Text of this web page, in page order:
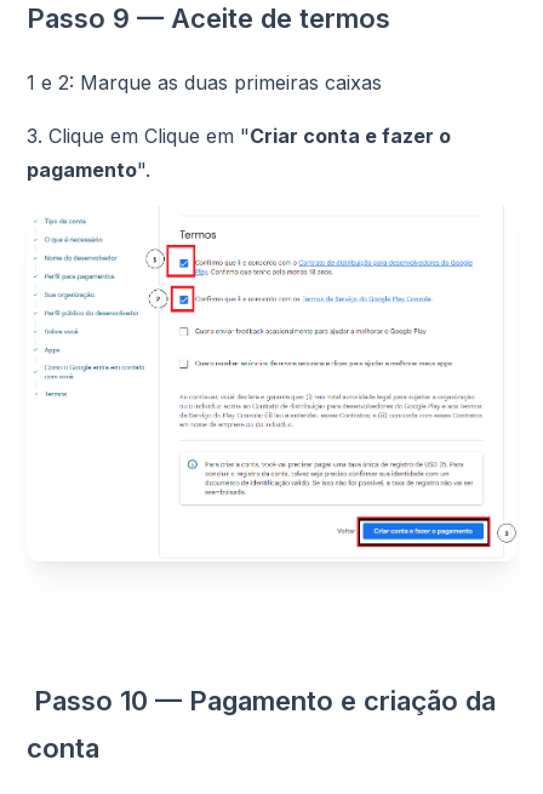
Passo 9 — Aceite de termos
1 e 2: Marque as duas primeiras caixas
3. Clique em Clique em "Criar conta e fazer o
pagamento".
Passo 10 — Pagamento e criação da
conta